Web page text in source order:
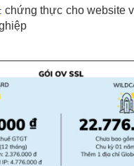
chứng thực cho website